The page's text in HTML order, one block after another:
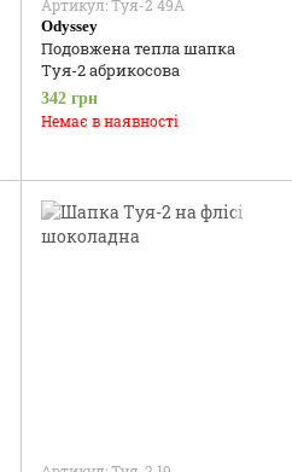
Артикул: Туя-2 49А
Odyssey
Подовжена тепла шапка
Туя-2 абрикосова
342 грн
Немає в наявності